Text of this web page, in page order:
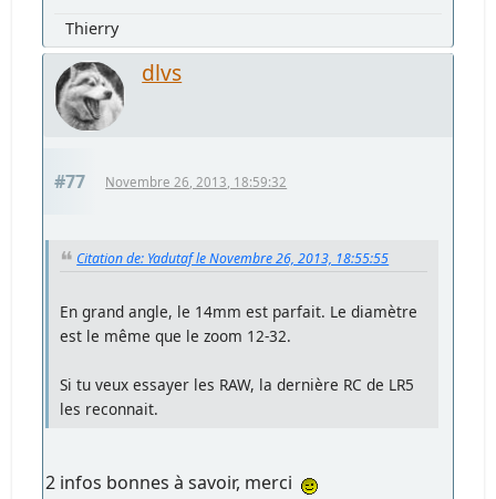
Thierry
dlvs
#77 Novembre 26, 2013, 18:59:32
Citation de: Yadutaf le Novembre 26, 2013, 18:55:55
En grand angle, le 14mm est parfait. Le diamètre
est le même que le zoom 12-32.
Si tu veux essayer les RAW, la dernière RC de LR5
les reconnait.
2 infos bonnes à savoir, merci